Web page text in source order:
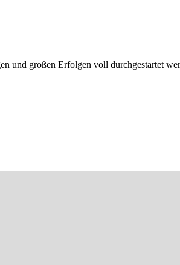
und großen Erfolgen voll durchgestartet